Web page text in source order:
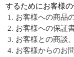
するためにお客様
お客様への商品
お客様への保証
お客様との商談
お客様からのお